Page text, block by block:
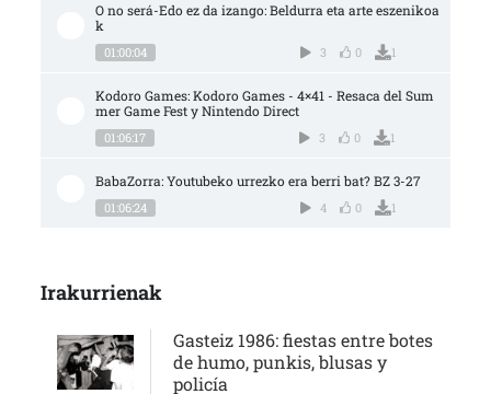
O no será-Edo ez da izango: Beldurra eta arte eszenikoa
k
01:00:04 3 0 1
Kodoro Games: Kodoro Games - 4×41 - Resaca del Sum
mer Game Fest y Nintendo Direct
01:06:17 3 0 1
BabaZorra: Youtubeko urrezko era berri bat? BZ 3-27
01:06:24 4 0 1
Irakurrienak
Gasteiz 1986: fiestas entre botes
de humo, punkis, blusas y
policía